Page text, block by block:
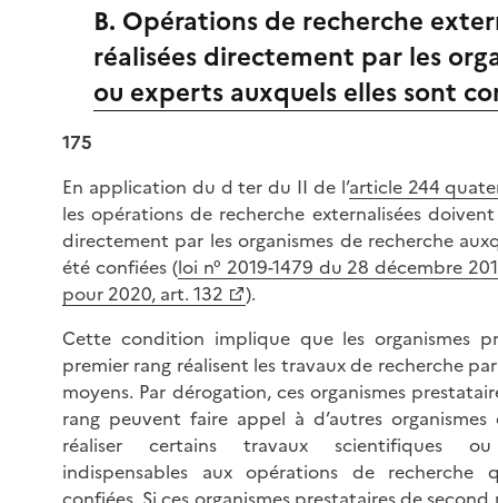
B. Opérations de recherche
réalisées directement par les
ou experts auxquels elles sont
175
En application du d ter du II de l’article 244
les opérations de recherche externalisées
directement par les organismes de recherche
été confiées (loi n° 2019-1479 du 28 décembre
pour 2020, art. 132
).
Cette condition implique que les organismes
premier rang réalisent les travaux de recherche
moyens. Par dérogation, ces organismes
rang peuvent faire appel à d’autres organismes
réaliser certains travaux scientifiques
indispensables aux opérations de recherche